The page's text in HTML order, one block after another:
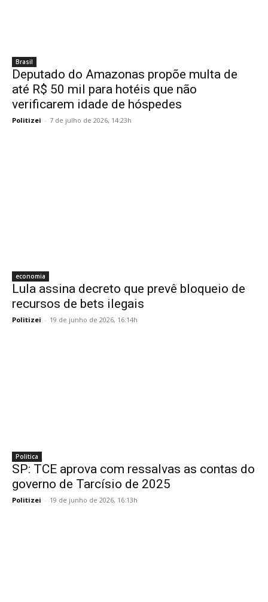
Brasil
Deputado do Amazonas propõe multa de
até R$ 50 mil para hotéis que não
verificarem idade de hóspedes
Politizei - 7 de julho de 2026, 14:23h
economia
Lula assina decreto que prevê bloqueio de
recursos de bets ilegais
Politizei - 19 de junho de 2026, 16:14h
Politica
SP: TCE aprova com ressalvas as contas do
governo de Tarcísio de 2025
Politizei - 19 de junho de 2026, 16:13h